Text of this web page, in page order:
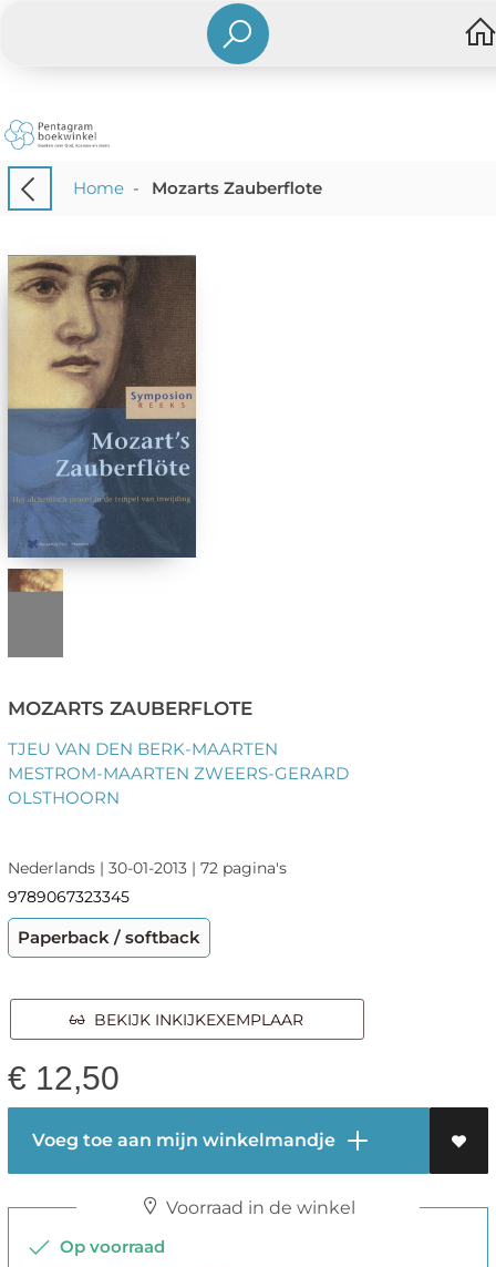
Home- Mozarts Zauberflote
MOZARTS ZAUBERFLOTE
TJEU VAN DEN BERK-MAARTEN
MESTROM-MAARTEN ZWEERS-GERARD
OLSTHOORN
Nederlands | 30-01-2013 | 72 pagina's
9789067323345
Paperback / softback
BEKIJK INKIJKEXEMPLAAR
€ 12,50
Voeg toe aan mijn winkelmandje
Voorraad in de winkel
Op voorraad